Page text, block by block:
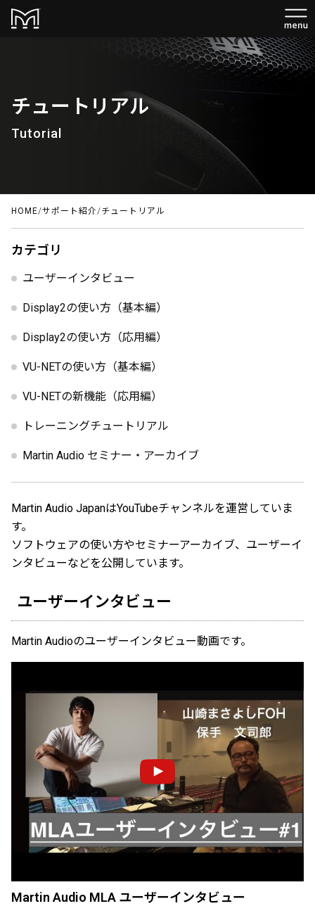
チュートリアル
Tutorial
HOME/サポート紹介/チュートリアル
Martin Audio JapanはYouTubeチャンネルを運営していま
す。
ソフトウェアの使い方やセミナーアーカイブ、ユーザーイ
ンタビューなどを公開しています。
ユーザーインタビュー
Martin Audioのユーザーインタビュー動画です。
Martin Audio MLA ユーザーインタビュー
カテゴリ
ユーザーインタビュー
Display2の使い方（基本編）
Display2の使い方（応用編）
VU-NETの使い方（基本編）
VU-NETの新機能（応用編）
トレーニングチュートリアル
Martin Audio セミナー・アーカイブ